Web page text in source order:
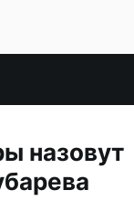
назовут